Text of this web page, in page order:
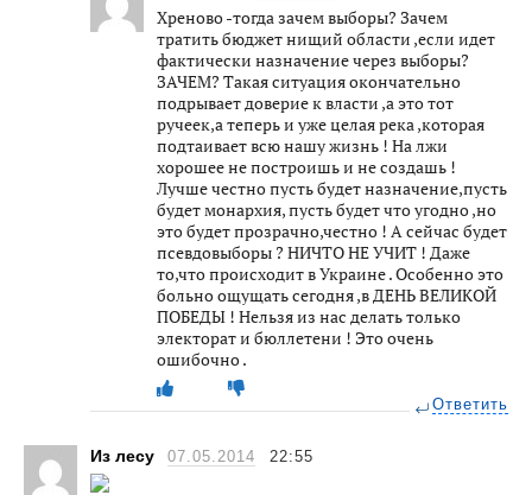
Хреново -тогда зачем выборы? Зачем
тратить бюджет нищий области ,если идет
фактически назначение через выборы?
ЗАЧЕМ? Такая ситуация окончательно
подрывает доверие к власти ,а это тот
ручеек,а теперь и уже целая река ,которая
подтаивает всю нашу жизнь ! На лжи
хорошее не построишь и не создашь !
Лучше честно пусть будет назначение,пусть
будет монархия, пусть будет что угодно ,но
это будет прозрачно,честно ! А сейчас будет
псевдовыборы ? НИЧТО НЕ УЧИТ ! Даже
то,что происходит в Украине . Особенно это
больно ощущать сегодня ,в ДЕНЬ ВЕЛИКОЙ
ПОБЕДЫ ! Нельзя из нас делать только
электорат и бюллетени ! Это очень
ошибочно .
Ответить
Из лесу 07.05.2014 22:55